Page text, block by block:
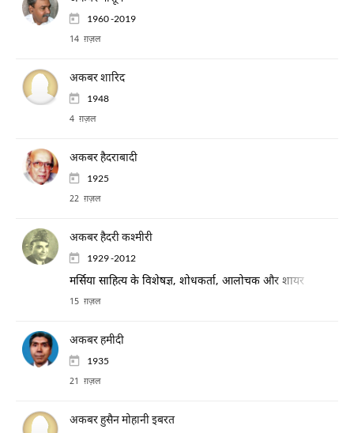
1960 -2019
14 ग़ज़ल
अकबर शारिद
1948
4 ग़ज़ल
अकबर हैदराबादी
1925
22 ग़ज़ल
अकबर हैदरी कश्मीरी
1929 -2012
मर्सिया साहित्य के विशेषज्ञ, शोधकर्ता, आलोचक और शायर
15 ग़ज़ल
अकबर हमीदी
1935
21 ग़ज़ल
अकबर हुसैन मोहानी इबरत